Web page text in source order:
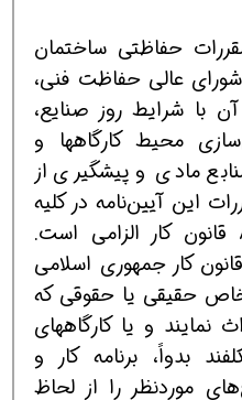
حفاظتی ساختمان
کارگاه‌ها مصوب 24/8/1340 شورای عالی حفاظت فنی،
با شرایط روز صنایع،
محیط کارگاهها و
مادی و پیشگیری از
این آیین‌نامه در کلیه
کارگاههای موضوع ماده 85 قانون کار الزامی است.
همچنین به استناد ماده 87 قانون کار جمهوری اسلامی
سال 1369، اشخاص حقیقی یا حقوقی که
نمایند و یا کارگاههای
بدواً، برنامه کار و
موردنظر را از لحاظ